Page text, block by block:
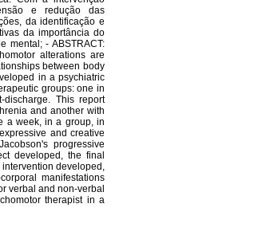
e redução das
da identificação e
da importância do
mental; - ABSTRACT:
alterations are
between body
in a psychiatric
groups: one in
This report
and another with
a week, in a group, in
and creative
progressive
developed, the final
developed,
manifestations
verbal and non-verbal
therapist in a